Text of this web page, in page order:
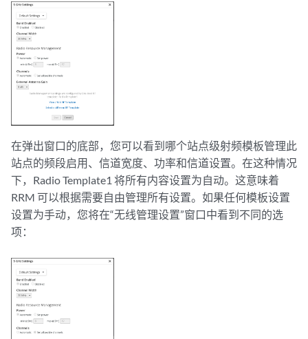
在弹出窗口的底部，您可以看到哪个站点级射频模板管理此
站点的频段启用、信道宽度、功率和信道设置。在这种情况
下，Radio Template1 将所有内容设置为自动。这意味着
RRM 可以根据需要自由管理所有设置。如果任何模板设置
设置为手动，您将在“无线管理设置”窗口中看到不同的选
项：